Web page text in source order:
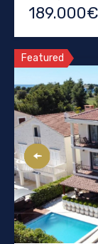
189.000€
Featured